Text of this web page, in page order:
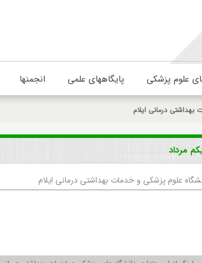
علوم پزشکی پایگاههای علمی انجمنها
درمانی ایلام
علوم پزشکی و خدمات بهداشتی درمانی ایلام